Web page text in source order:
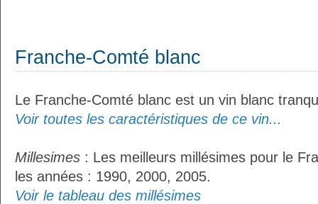
Franche-Comté blanc
Le Franche-Comté blanc est un vin blanc
Voir toutes les caractéristiques de ce vin...
Millesimes : Les meilleurs millésimes pour le
les années : 1990, 2000, 2005.
Voir le tableau des millésimes